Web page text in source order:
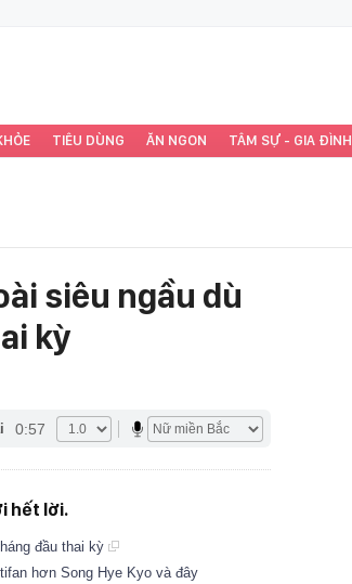
TIÊU DÙNG ĂN NGON TÂM SỰ - GIA ĐÌNH
siêu ngầu dù
kỳ
0:57
hết lời.
đầu thai kỳ
hơn Song Hye Kyo và đây